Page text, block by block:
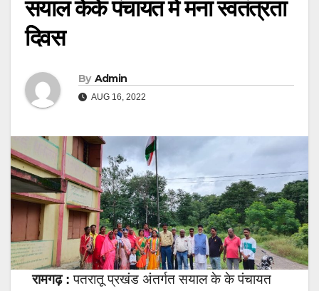
सयाल केके पंचायत में मना स्वतंत्रता
दिवस
By Admin
AUG 16, 2022
रामगढ़ : पतरातू प्रखंड अंतर्गत सयाल के के पंचायत